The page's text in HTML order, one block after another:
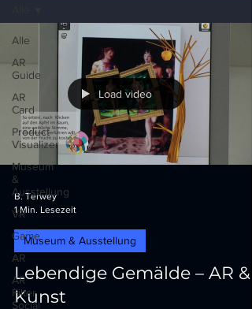
Alle
AR
Guide
AR
Card
Product
Visualizer
Museum
&
Ausstellung
VR
Game
AR
AR
Filter
Social
Load video
B. Terwey
1 Min. Lesezeit
Museum & Ausstellung
Lebendige Gemälde – AR &
Kunst